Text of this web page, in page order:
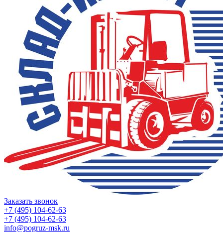
Заказать звонок
+7 (495) 104-62-63
+7 (495) 104-62-63
info@pogruz-msk.ru